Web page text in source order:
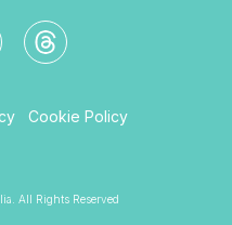
Cookie Policy
All Rights Reserved